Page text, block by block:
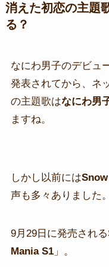
消えた初恋の主題
る？
なにわ男子のデビュ
発表されてから、ネ
の主題歌はなにわ男
ますね。
しかし以前には
声も多々ありました。
9月29日に発売され
Mania S1」。